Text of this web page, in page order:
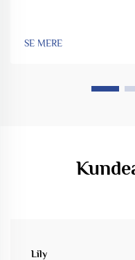
SE MERE
Lily